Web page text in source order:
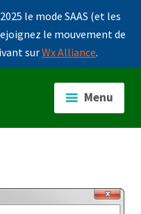
le mode SAAS (et les
le mouvement de
surWx Alliance.
Menu